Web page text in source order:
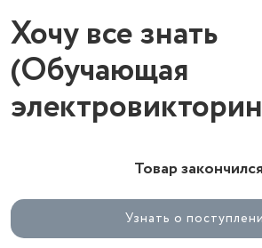
Хочу все знать
(Обучающая
Товар закончился
Узнать о